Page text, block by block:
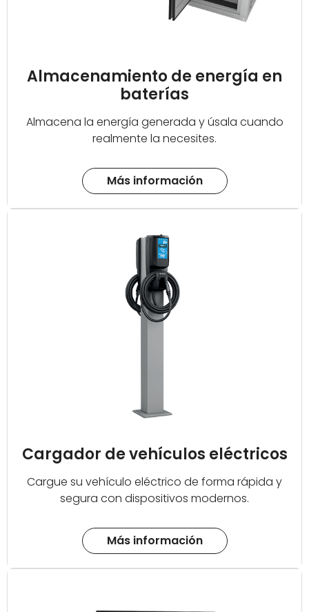
Almacenamiento de energía en
baterías
Almacena la energía generada y úsala cuando
realmente la necesites.
Más información
Cargador de vehículos eléctricos
Cargue su vehículo eléctrico de forma rápida y
segura con dispositivos modernos.
Más información